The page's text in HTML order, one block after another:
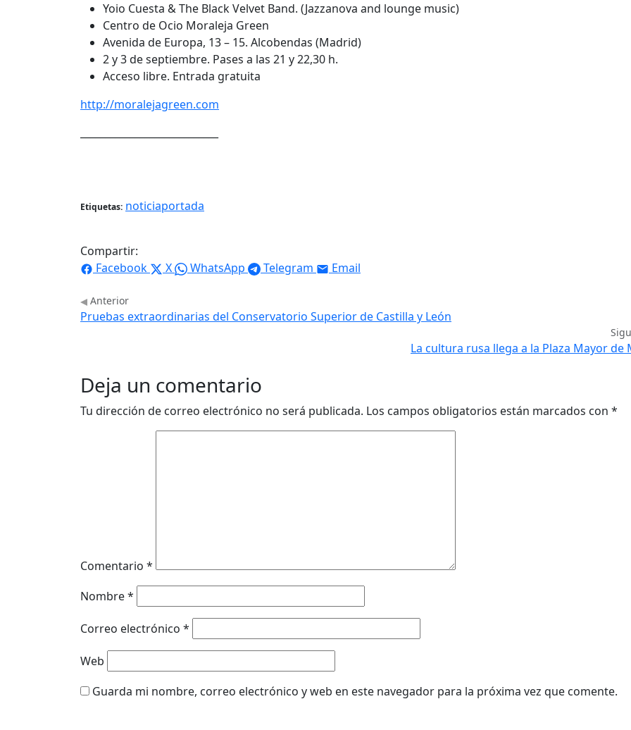
Yoio Cuesta & The Black Velvet Band. (Jazzanova and lounge music)
Centro de Ocio Moraleja Green
Avenida de Europa, 13 – 15. Alcobendas (Madrid)
2 y 3 de septiembre. Pases a las 21 y 22,30 h.
Acceso libre. Entrada gratuita
http://moralejagreen.com
Etiquetas: noticiaportada
Compartir:
Facebook
X WhatsApp Telegram Email
Anterior
Pruebas extraordinarias del Conservatorio Superior de Castilla y León
La cultura rusa llega a la Plaza Mayor de
Deja un comentario
Tu dirección de correo electrónico no será publicada. Los campos obligatorios están marcados con *
Comentario *
Nombre*
Correo electrónico *
Web
Guarda mi nombre, correo electrónico y web en este navegador para la próxima vez que comente.